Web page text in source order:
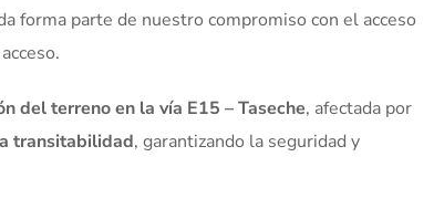
forma parte de nuestro compromiso con el acceso
del terreno en la vía E15 – Taseche, afectada por
transitabilidad, garantizando la seguridad y